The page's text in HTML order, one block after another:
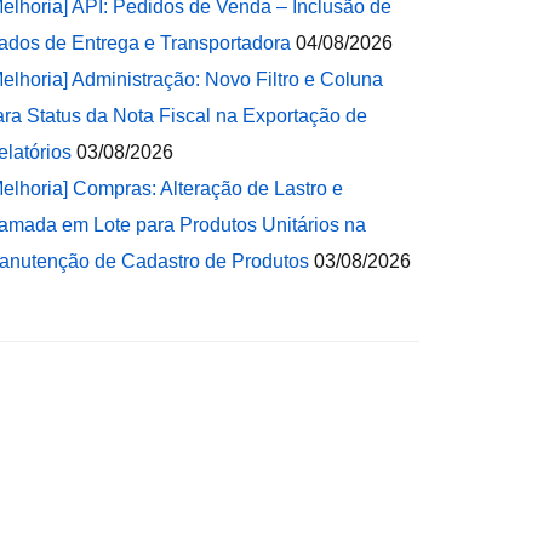
API: Pedidos de Venda – Inclusão de
de Entrega e Transportadora 04/08/2026
Administração: Novo Filtro e Coluna
Status da Nota Fiscal na Exportação de
03/08/2026
Compras: Alteração de Lastro e
em Lote para Produtos Unitários na
de Cadastro de Produtos 03/08/2026